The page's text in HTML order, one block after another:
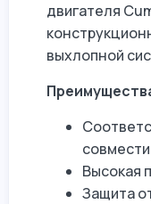
двигателя
выхлопной
Высокая
Защита